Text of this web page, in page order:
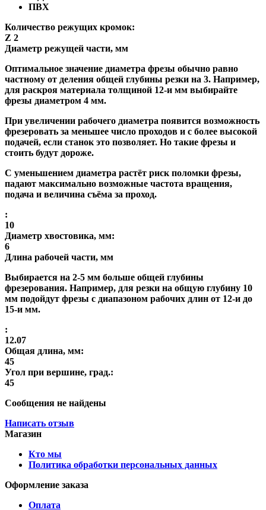
ПВХ
Количество режущих кромок:
Z 2
Диаметр режущей части, мм
Оптимальное значение диаметра фрезы обычно равно
частному от деления общей глубины резки на 3. Например,
для раскроя материала толщиной 12-и мм выбирайте
фрезы диаметром 4 мм.
При увеличении рабочего диаметра появится возможность
фрезеровать за меньшее число проходов и с более высокой
подачей, если станок это позволяет. Но такие фрезы и
стоить будут дороже.
С уменьшением диаметра растёт риск поломки фрезы,
падают максимально возможные частота вращения,
подача и величина съёма за проход.
:
10
Диаметр хвостовика, мм:
6
Длина рабочей части, мм
Выбирается на 2-5 мм больше общей глубины
фрезерования. Например, для резки на общую глубину 10
мм подойдут фрезы с диапазоном рабочих длин от 12-и до
15-и мм.
:
12.07
Общая длина, мм:
45
Угол при вершине, град.:
45
Сообщения не найдены
Написать отзыв
Магазин
Кто мы
Политика обработки персональных данных
Оформление заказа
Оплата